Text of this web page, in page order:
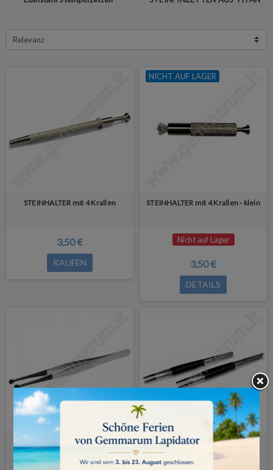
Relevanz
STEINHALTER mit 4 Krallen
3,50 €
KAUFEN
NICHT AUF LAGER
STEINHALTER mit 4 Krallen - klein
Nicht auf Lager
3,50 €
DETAILS
Perlen Pinzette
Edelstein Pinzetten - gummiert